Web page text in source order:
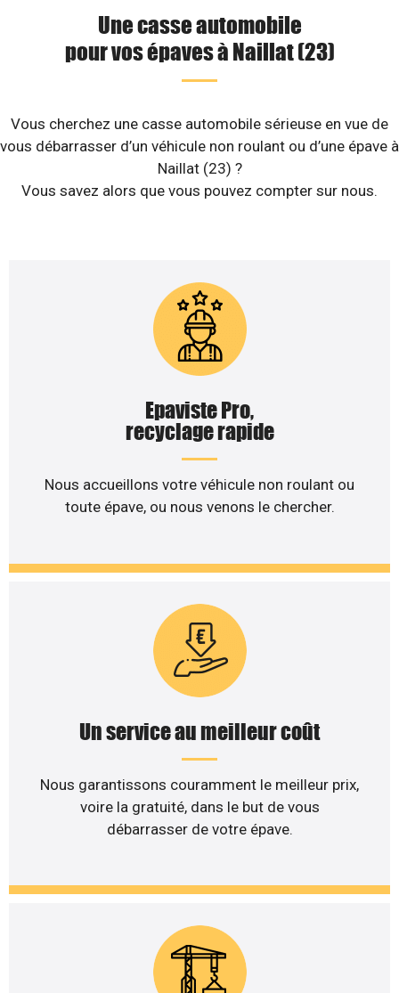
Une casse automobile
pour vos épaves à Naillat (23)
Vous cherchez une casse automobile sérieuse en vue de
vous débarrasser d’un véhicule non roulant ou d’une épave à
Naillat (23) ?
Vous savez alors que vous pouvez compter sur nous.
Epaviste Pro,
recyclage rapide
Nous accueillons votre véhicule non roulant ou
toute épave, ou nous venons le chercher.
Un service au meilleur coût
Nous garantissons couramment le meilleur prix,
voire la gratuité, dans le but de vous
débarrasser de votre épave.